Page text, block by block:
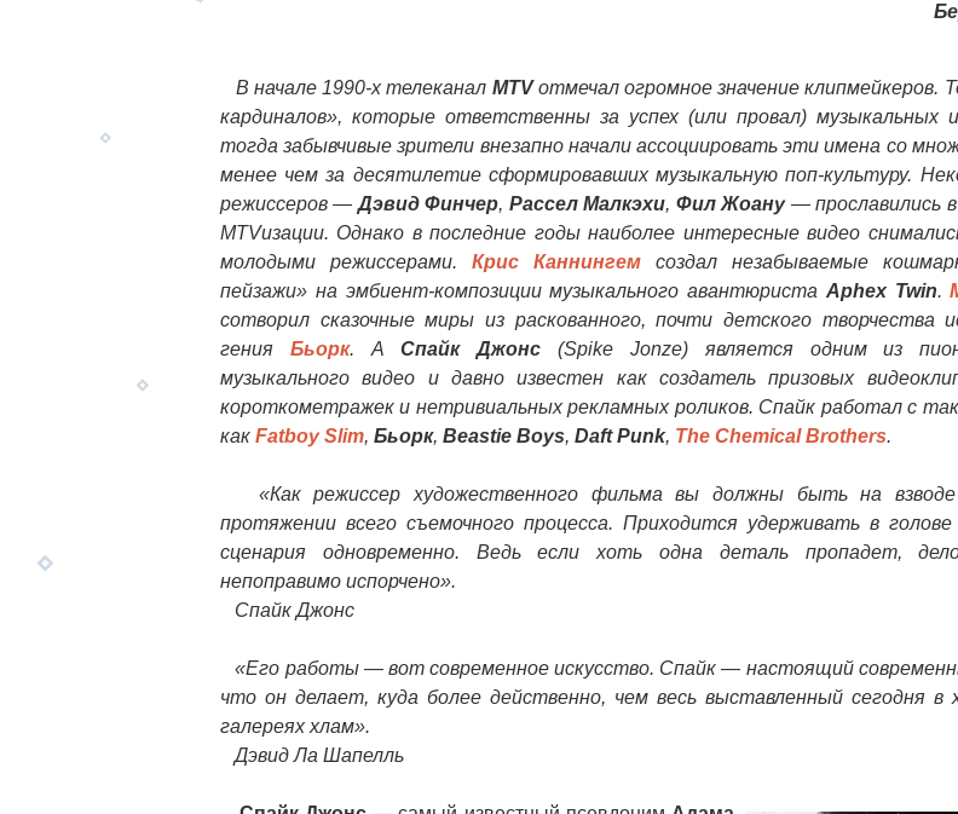
В начале 1990-х телеканал MTVотмечал огромное значение клипмейкеров.
кардиналов», которые ответственны за успех (или провал) музыкальных
тогда забывчивые зрители внезапно начали ассоциировать эти имена со
менее чем за десятилетие сформировавших музыкальную поп-культуру.
режиссеров —Дэвид Финчер, Рассел Малкэхи, Фил Жоану— прославились в
MTVизации. Однако в последние годы наиболее интересные видео
молодыми режиссерами. Крис Каннингем создал незабываемые
пейзажи» на эмбиент-композиции музыкального авантюриста Aphex Twin.
сотворил сказочные миры из раскованного, почти детского творчества
гения Бьорк. АСпайк Джонс (Spike Jonze) является одним из
музыкального видео и давно известен как создатель призовых
короткометражек и нетривиальных рекламных роликов. Спайк работал с
как Fatboy Slim, Бьорк, Beastie Boys, Daft Punk, The Chemical Brothers.
«Как режиссер художественного фильма вы должны быть на взводе
протяжении всего съемочного процесса. Приходится удерживать в
сценария одновременно. Ведь если хоть одна деталь пропадет,
непоправимо испорчено».
Спайк Джонс
«Его работы — вот современное искусство. Спайк — настоящий
что он делает, куда более действенно, чем весь выставленный сегодня в
галереях хлам».
Дэвид Ла Шапелль